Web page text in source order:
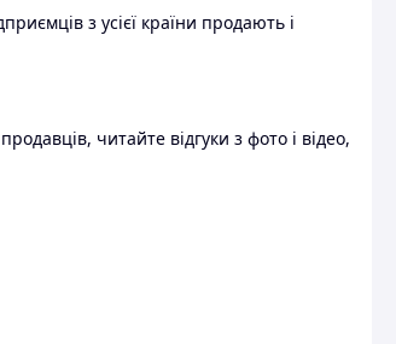
з усієї країни продають і
читайте відгуки з фото і відео,